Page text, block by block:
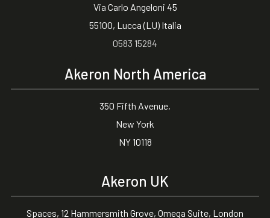
Via Carlo Angeloni 45
55100, Lucca (LU) Italia
0583 15284
Akeron North America
350 Fifth Avenue,
New York
NY 10118
Akeron UK
Spaces, 12 Hammersmith Grove, Omega Suite, London